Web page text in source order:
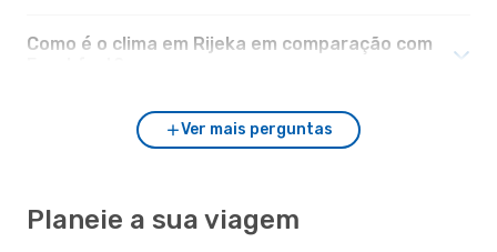
Como é o clima em Rijeka em comparação com
Ver mais perguntas
Planeie a sua viagem